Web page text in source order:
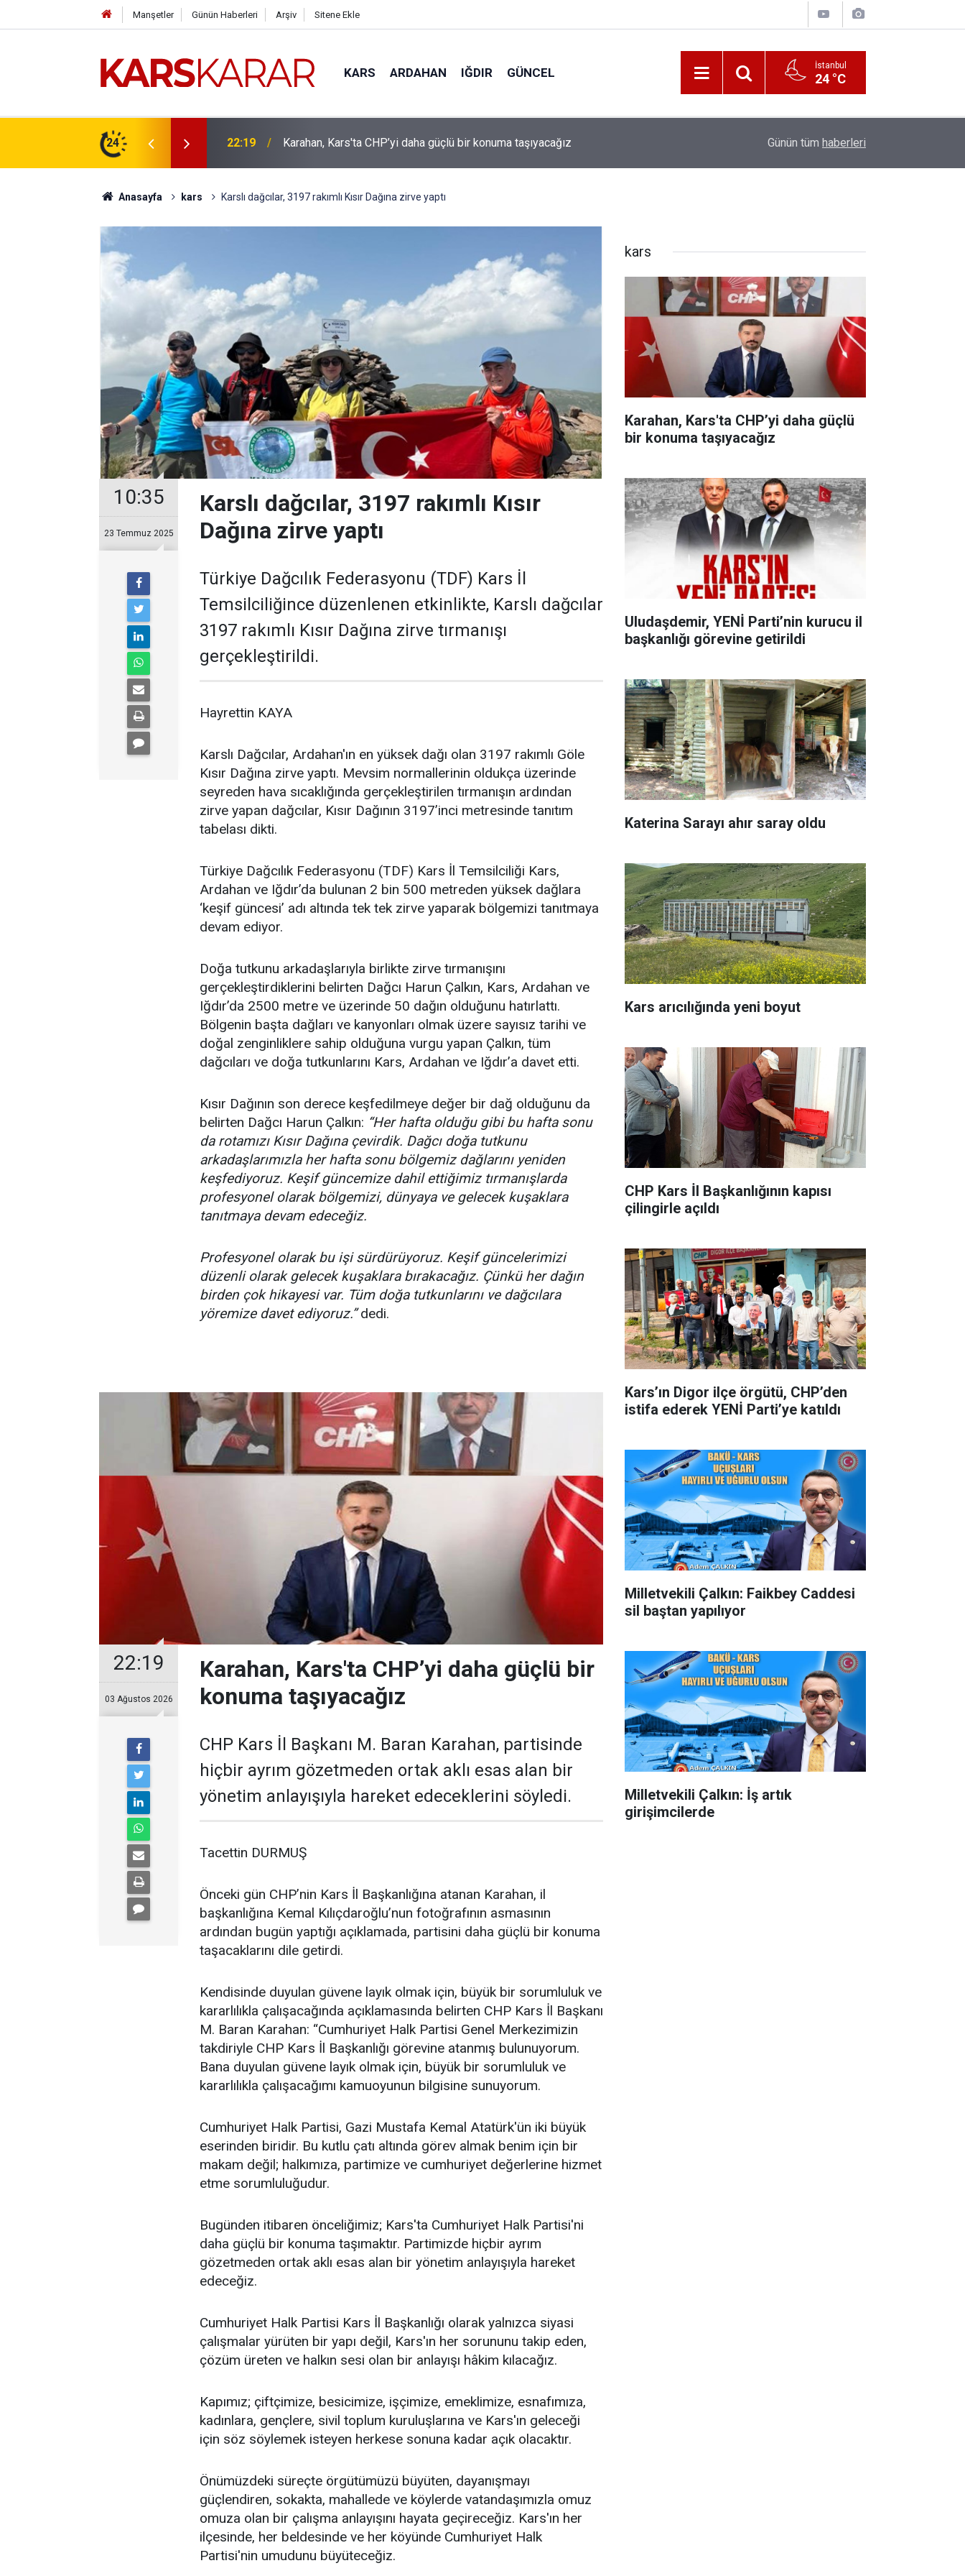
Manşetler Günün Haberleri Arşiv Sitene Ekle
KARS ARDAHAN IĞDIR GÜNCEL İstanbul
24 °C
24
bir konuma taşıyacağız 16:15 Uludaşdemir, YENİ Parti’nin kurucu il başkanlığı görevine getirildi Katerina Sarayı ahır saray oldu
Günün tüm haberleri
Anasayfa kars Karslı dağcılar, 3197 rakımlı Kısır Dağına zirve yaptı
10:35
23 Temmuz 2025
Karslı dağcılar, 3197 rakımlı Kısır
Dağına zirve yaptı
Türkiye Dağcılık Federasyonu (TDF) Kars İl
Temsilciliğince düzenlenen etkinlikte, Karslı dağcılar
3197 rakımlı Kısır Dağına zirve tırmanışı
gerçekleştirildi.
Hayrettin KAYA
Karslı Dağcılar, Ardahan'ın en yüksek dağı olan 3197 rakımlı Göle
Kısır Dağına zirve yaptı. Mevsim normallerinin oldukça üzerinde
seyreden hava sıcaklığında gerçekleştirilen tırmanışın ardından
zirve yapan dağcılar, Kısır Dağının 3197’inci metresinde tanıtım
tabelası dikti.
Türkiye Dağcılık Federasyonu (TDF) Kars İl Temsilciliği Kars,
Ardahan ve Iğdır’da bulunan 2 bin 500 metreden yüksek dağlara
‘keşif güncesi’ adı altında tek tek zirve yaparak bölgemizi tanıtmaya
devam ediyor.
Doğa tutkunu arkadaşlarıyla birlikte zirve tırmanışını
gerçekleştirdiklerini belirten Dağcı Harun Çalkın, Kars, Ardahan ve
Iğdır’da 2500 metre ve üzerinde 50 dağın olduğunu hatırlattı.
Bölgenin başta dağları ve kanyonları olmak üzere sayısız tarihi ve
doğal zenginliklere sahip olduğuna vurgu yapan Çalkın, tüm
dağcıları ve doğa tutkunlarını Kars, Ardahan ve Iğdır’a davet etti.
Kısır Dağının son derece keşfedilmeye değer bir dağ olduğunu da
belirten Dağcı Harun Çalkın: “Her hafta olduğu gibi bu hafta sonu
da rotamızı Kısır Dağına çevirdik. Dağcı doğa tutkunu
arkadaşlarımızla her hafta sonu bölgemiz dağlarını yeniden
keşfediyoruz. Keşif güncemize dahil ettiğimiz tırmanışlarda
profesyonel olarak bölgemizi, dünyaya ve gelecek kuşaklara
tanıtmaya devam edeceğiz.
Profesyonel olarak bu işi sürdürüyoruz. Keşif güncelerimizi
düzenli olarak gelecek kuşaklara bırakacağız. Çünkü her dağın
birden çok hikayesi var. Tüm doğa tutkunlarını ve dağcılara
yöremize davet ediyoruz.”dedi.
22:19
03 Ağustos 2026
Karahan, Kars'ta CHP’yi daha güçlü bir
konuma taşıyacağız
CHP Kars İl Başkanı M. Baran Karahan, partisinde
hiçbir ayrım gözetmeden ortak aklı esas alan bir
yönetim anlayışıyla hareket edeceklerini söyledi.
Tacettin DURMUŞ
Önceki gün CHP’nin Kars İl Başkanlığına atanan Karahan, il
başkanlığına Kemal Kılıçdaroğlu’nun fotoğrafının asmasının
ardından bugün yaptığı açıklamada, partisini daha güçlü bir konuma
taşacaklarını dile getirdi.
Kendisinde duyulan güvene layık olmak için, büyük bir sorumluluk ve
kararlılıkla çalışacağında açıklamasında belirten CHP Kars İl Başkanı
M. Baran Karahan: “Cumhuriyet Halk Partisi Genel Merkezimizin
takdiriyle CHP Kars İl Başkanlığı görevine atanmış bulunuyorum.
Bana duyulan güvene layık olmak için, büyük bir sorumluluk ve
kararlılıkla çalışacağımı kamuoyunun bilgisine sunuyorum.
Cumhuriyet Halk Partisi, Gazi Mustafa Kemal Atatürk'ün iki büyük
eserinden biridir. Bu kutlu çatı altında görev almak benim için bir
makam değil; halkımıza, partimize ve cumhuriyet değerlerine hizmet
etme sorumluluğudur.
Bugünden itibaren önceliğimiz; Kars'ta Cumhuriyet Halk Partisi'ni
daha güçlü bir konuma taşımaktır. Partimizde hiçbir ayrım
gözetmeden ortak aklı esas alan bir yönetim anlayışıyla hareket
edeceğiz.
Cumhuriyet Halk Partisi Kars İl Başkanlığı olarak yalnızca siyasi
çalışmalar yürüten bir yapı değil, Kars'ın her sorununu takip eden,
çözüm üreten ve halkın sesi olan bir anlayışı hâkim kılacağız.
Kapımız; çiftçimize, besicimize, işçimize, emeklimize, esnafımıza,
kadınlara, gençlere, sivil toplum kuruluşlarına ve Kars'ın geleceği
için söz söylemek isteyen herkese sonuna kadar açık olacaktır.
Önümüzdeki süreçte örgütümüzü büyüten, dayanışmayı
güçlendiren, sokakta, mahallede ve köylerde vatandaşımızla omuz
omuza olan bir çalışma anlayışını hayata geçireceğiz. Kars'ın her
ilçesinde, her beldesinde ve her köyünde Cumhuriyet Halk
Partisi'nin umudunu büyüteceğiz.
kars
Karahan, Kars'ta CHP’yi daha güçlü
bir konuma taşıyacağız
Uludaşdemir, YENİ Parti’nin kurucu il
başkanlığı görevine getirildi
Katerina Sarayı ahır saray oldu
Kars arıcılığında yeni boyut
CHP Kars İl Başkanlığının kapısı
çilingirle açıldı
Kars’ın Digor ilçe örgütü, CHP’den
istifa ederek YENİ Parti’ye katıldı
Milletvekili Çalkın: Faikbey Caddesi
sil baştan yapılıyor
Milletvekili Çalkın: İş artık
girişimcilerde